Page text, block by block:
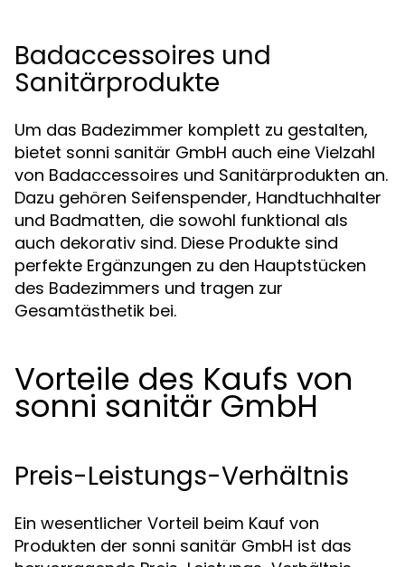
Badaccessoires und
Sanitärprodukte
Um das Badezimmer komplett zu gestalten,
bietet sonni sanitär GmbH auch eine Vielzahl
von Badaccessoires und Sanitärprodukten an.
Dazu gehören Seifenspender, Handtuchhalter
und Badmatten, die sowohl funktional als
auch dekorativ sind. Diese Produkte sind
perfekte Ergänzungen zu den Hauptstücken
des Badezimmers und tragen zur
Gesamtästhetik bei.
Vorteile des Kaufs von
sonni sanitär GmbH
Preis-Leistungs-Verhältnis
Ein wesentlicher Vorteil beim Kauf von
Produkten der sonni sanitär GmbH ist das